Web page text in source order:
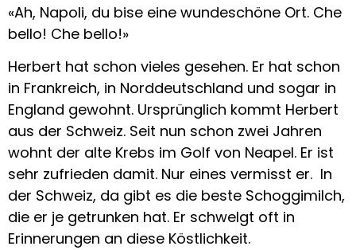
«Ah, Napoli, du bise eine wundeschöne Ort. Che
bello! Che bello!»
Herbert hat schon vieles gesehen. Er hat schon
in Frankreich, in Norddeutschland und sogar in
England gewohnt. Ursprünglich kommt Herbert
aus der Schweiz. Seit nun schon zwei Jahren
wohnt der alte Krebs im Golf von Neapel. Er ist
sehr zufrieden damit. Nur eines vermisst er. In
der Schweiz, da gibt es die beste Schoggimilch,
die er je getrunken hat. Er schwelgt oft in
Erinnerungen an diese Köstlichkeit.